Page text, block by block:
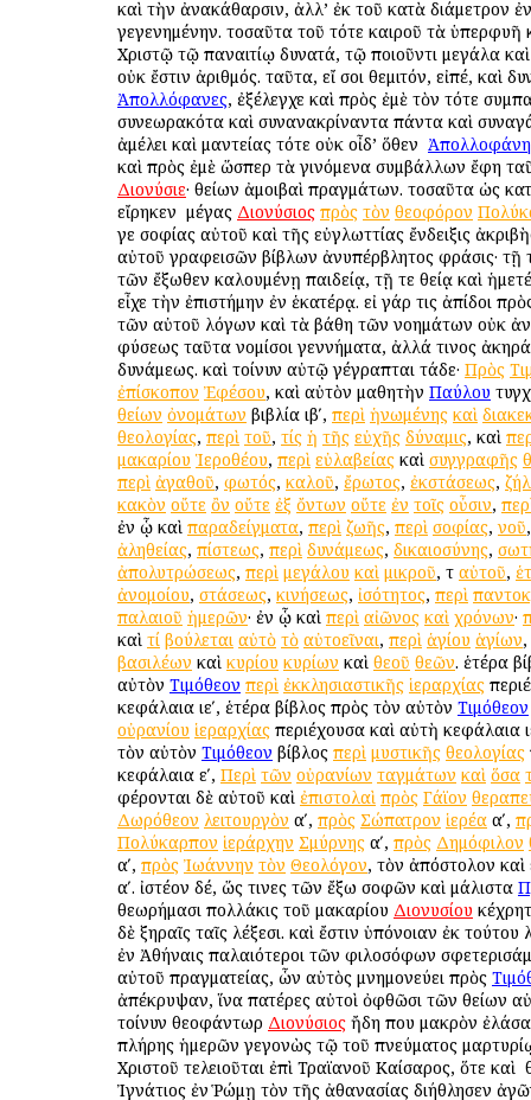
καὶ τὴν ἀνακάθαρσιν, ἀλλ’ ἐκ τοῦ κατὰ διάμετρον
γεγενημένην. τοσαῦτα τοῦ τότε καιροῦ τὰ ὑπερφυῆ
Χριστῷ τῷ παναιτίῳ δυνατά, τῷ ποιοῦντι μεγάλα
οὐκ ἔστιν ἀριθμός. ταῦτα, εἴ σοι θεμιτόν, εἰπέ, καὶ
Ἀπολλόφανες, ἐξέλεγχε καὶ πρὸς ἐμὲ τὸν τότε
συνεωρακότα καὶ συνανακρίναντα πάντα καὶ
ἀμέλει καὶ μαντείας τότε οὐκ οἶδ’ ὅθεν ὁ
καὶ πρὸς ἐμὲ ὥσπερ τὰ γινόμενα συμβάλλων ἔφη
Διονύσιε· θείων ἀμοιβαὶ πραγμάτων. τοσαῦτα ὡς
εἴρηκεν ὁ μέγας Διονύσιος πρὸς τὸν θεοφόρον
γε σοφίας αὐτοῦ καὶ τῆς εὐγλωττίας ἔνδειξις
αὐτοῦ γραφεισῶν βίβλων ἀνυπέρβλητος φράσις· τῇ
τῶν ἔξωθεν καλουμένῃ παιδείᾳ, τῇ τε θείᾳ καὶ
εἶχε τὴν ἐπιστήμην ἐν ἑκατέρᾳ. εἰ γάρ τις ἀπίδοι
τῶν αὐτοῦ λόγων καὶ τὰ βάθη τῶν νοημάτων οὐκ
φύσεως ταῦτα νομίσοι γεννήματα, ἀλλά τινος
δυνάμεως. καὶ τοίνυν αὐτῷ γέγραπται τάδε· Πρὸς
ἐπίσκοπον Ἐφέσου, καὶ αὐτὸν μαθητὴν Παύλου
θείων ὀνομάτων βιβλία ιβʹ, περὶ ἡνωμένης καὶ
θεολογίας, περὶ τοῦ, τίς ἡ τῆς εὐχῆς δύναμις, καὶ
μακαρίου Ἱεροθέου, περὶ εὐλαβείας καὶ συγγραφῆς
περὶ ἀγαθοῦ, φωτός, καλοῦ, ἔρωτος, ἐκστάσεως,
κακὸν οὔτε ὂν οὔτε ἐξ ὄντων οὔτε ἐν τοῖς οὖσιν,
ἐν ᾧ καὶ παραδείγματα, περὶ ζωῆς, περὶ σοφίας,νοῦ
ἀληθείας, πίστεως, περὶ δυνάμεως, δικαιοσύνης,
ἀπολυτρώσεως, περὶ μεγάλου καὶ μικροῦ, τ αὐτοῦ,
ἀνομοίου, στάσεως, κινήσεως, ἰσότητος, περὶ
παλαιοῦ ἡμερῶν· ἐν ᾧ καὶ περὶ αἰῶνος καὶ χρόνων·
καὶ τί βούλεται αὐτὸ τὸ αὐτοεῖναι, περὶ ἁγίου ἁγίων,
βασιλέων καὶ κυρίου κυρίων καὶ θεοῦ θεῶν. ἑτέρα
αὐτὸν Τιμόθεον περὶ ἐκκλησιαστικῆς ἱεραρχίας
κεφάλαια ιεʹ, ἑτέρα βίβλος πρὸς τὸν αὐτὸν Τιμόθεον
οὐρανίου ἱεραρχίας περιέχουσα καὶ αὐτὴ κεφάλαια
τὸν αὐτὸν Τιμόθεον βίβλος περὶ μυστικῆς θεολογίας
κεφάλαια εʹ, Περὶ τῶν οὐρανίων ταγμάτων καὶ ὅσα
φέρονται δὲ αὐτοῦ καὶ ἐπιστολαὶ πρὸς Γάϊον
Δωρόθεον λειτουργὸν αʹ, πρὸς Σώπατρον ἱερέα αʹ,
Πολύκαρπον ἱεράρχην Σμύρνης αʹ, πρὸς Δημόφιλον
αʹ, πρὸς Ἰωάννην τὸν Θεολόγον, τὸν ἀπόστολον καὶ
αʹ. ἰστέον δέ, ὥς τινες τῶν ἔξω σοφῶν καὶ μάλιστα
θεωρήμασι πολλάκις τοῦ μακαρίου Διονυσίου
δὲ ξηραῖς ταῖς λέξεσι. καὶ ἔστιν ὑπόνοιαν ἐκ τούτου
ἐν Ἀθήναις παλαιότεροι τῶν φιλοσόφων
αὐτοῦ πραγματείας, ὧν αὐτὸς μνημονεύει πρὸς
ἀπέκρυψαν, ἵνα πατέρες αὐτοὶ ὀφθῶσι τῶν θείων
τοίνυν θεοφάντωρ Διονύσιος ἤδη που μακρὸν
πλήρης ἡμερῶν γεγονὼς τῷ τοῦ πνεύματος
Χριστοῦ τελειοῦται ἐπὶ Τραϊανοῦ Καίσαρος, ὅτε καὶ
Ἰγνάτιος ἐν Ῥώμῃ τὸν τῆς ἀθανασίας διήθλησεν